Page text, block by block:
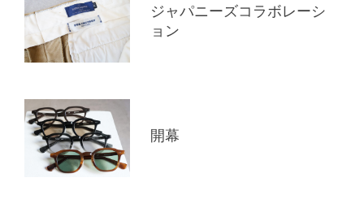
ジャパニーズコラボレーシ
ョン
開幕